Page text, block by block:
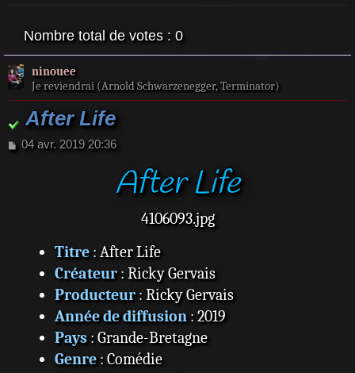
Nombre total de votes : 0
ninouee
Je reviendrai (Arnold Schwarzenegger, Terminator)
After Life
M
04 avr. 2019 20:36
After Life
4106093.jpg
Titre: After Life
Créateur: Ricky Gervais
Producteur: Ricky Gervais
Année de diffusion: 2019
Pays: Grande-Bretagne
Genre: Comédie